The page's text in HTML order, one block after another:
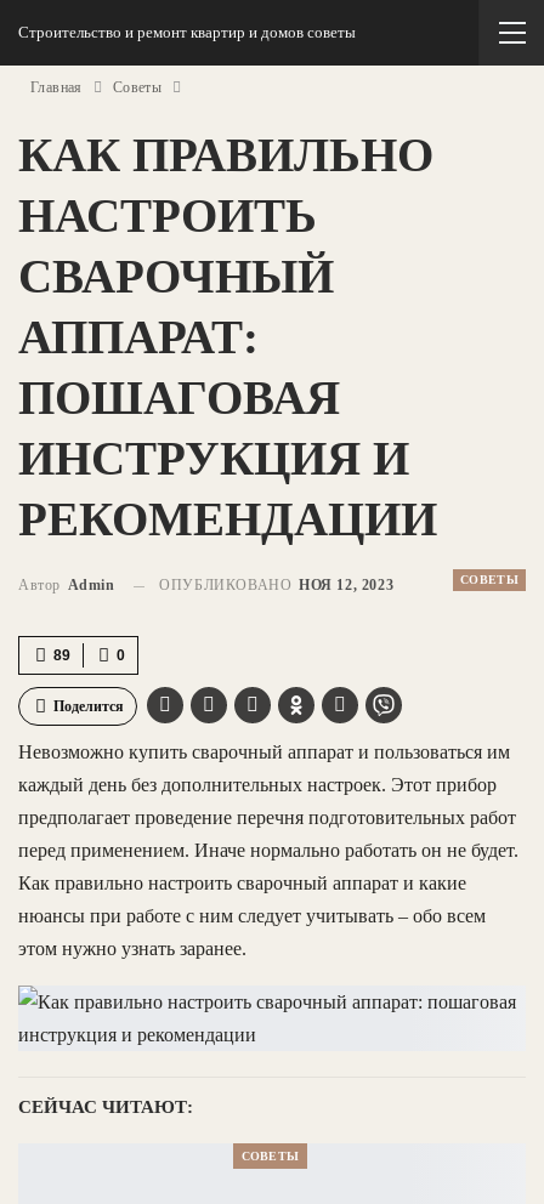
Строительство и ремонт квартир и домов советы
Главная Советы
КАК ПРАВИЛЬНО
НАСТРОИТЬ
СВАРОЧНЫЙ
АППАРАТ:
ПОШАГОВАЯ
ИНСТРУКЦИЯ И
РЕКОМЕНДАЦИИ
СОВЕТЫ
Автор Admin ОПУБЛИКОВАНО НОЯ 12, 2023
0
89
Поделится
Невозможно купить сварочный аппарат и пользоваться им
каждый день без дополнительных настроек. Этот прибор
предполагает проведение перечня подготовительных работ
перед применением. Иначе нормально работать он не будет.
Как правильно настроить сварочный аппарат и какие
нюансы при работе с ним следует учитывать – обо всем
этом нужно узнать заранее.
СЕЙЧАС ЧИТАЮТ:
СОВЕТЫ